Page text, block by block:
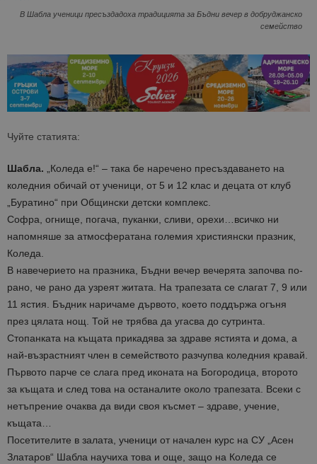
В Шабла ученици пресъздадоха традицията за Бъдни вечер в добруджанско
семейство
Чуйте статията:
Шабла. „Коледа е!“ – така бе наречено пресъздаването на
коледния обичай от ученици, от 5 и 12 клас и децата от клуб
„Буратино“ при Общински детски комплекс.
Софра, огнище, погача, пуканки, сливи, орехи…всичко ни
напомняше за атмосфератана големия християнски празник,
Коледа.
В навечерието на празника, Бъдни вечер вечерята започва по-
рано, че рано да узреят житата. На трапезата се слагат 7, 9 или
11 ястия. Бъдник наричаме дървото, което поддържа огъня
през цялата нощ. Той не трябва да угасва до сутринта.
Стопанката на къщата прикадява за здраве ястията и дома, а
най-възрастният член в семейството разчупва коледния кравай.
Първото парче се слага пред иконата на Богородица, второто
за къщата и след това на останалите около трапезата. Всеки с
нетъпрение очаква да види своя късмет – здраве, учение,
къщата…
Посетителите в залата, ученици от начален курс на СУ „Асен
Златаров“ Шабла научиха това и още, защо на Коледа се